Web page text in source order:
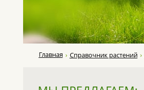
Главная Справочник растений